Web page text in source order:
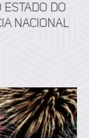
Estado do
nacional